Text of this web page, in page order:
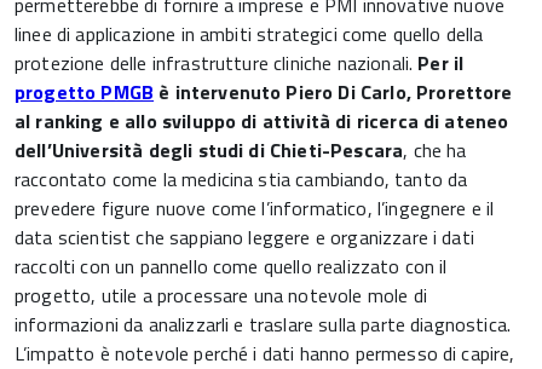
linee di applicazione in ambiti strategici come quello della
protezione delle infrastrutture cliniche nazionali. Per il
progetto PMGB è intervenuto Piero Di Carlo, Prorettore
al ranking e allo sviluppo di attività di ricerca di ateneo
dell’Università degli studi di Chieti-Pescara, che ha
raccontato come la medicina stia cambiando, tanto da
prevedere figure nuove come l’informatico, l’ingegnere e il
data scientist che sappiano leggere e organizzare i dati
raccolti con un pannello come quello realizzato con il
progetto, utile a processare una notevole mole di
informazioni da analizzarli e traslare sulla parte diagnostica.
L’impatto è notevole perché i dati hanno permesso di capire,